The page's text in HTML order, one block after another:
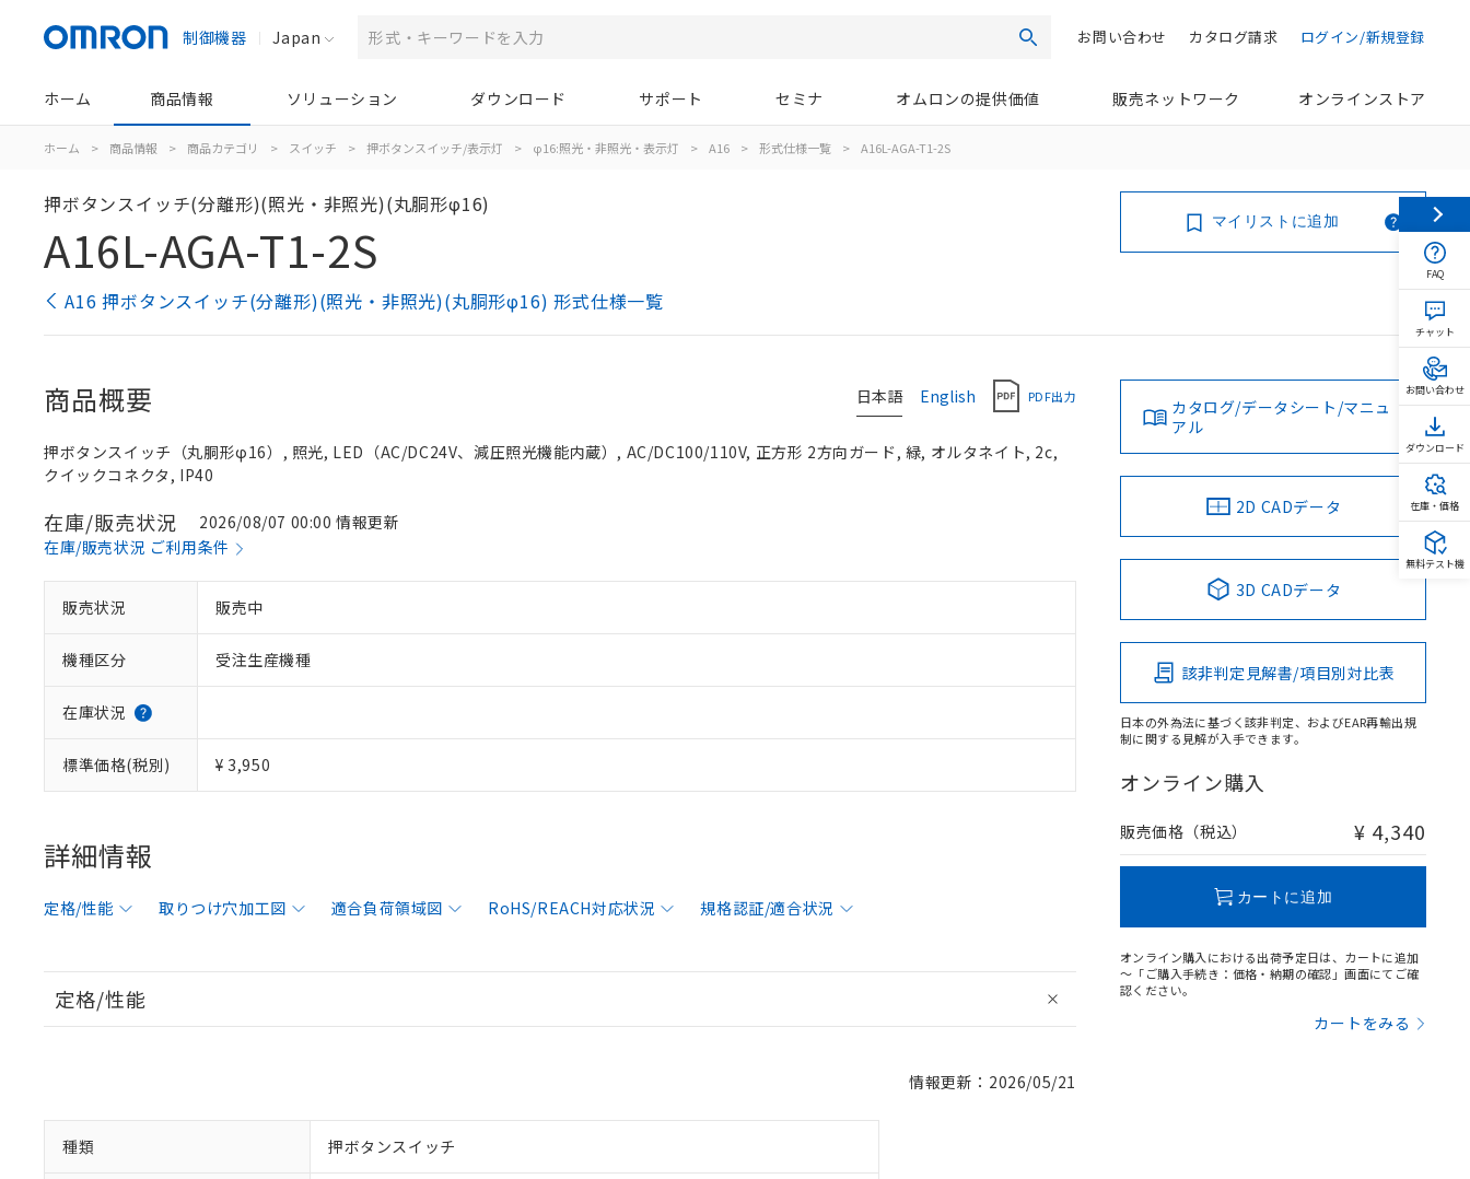
制御機器 Japan 検索 ログイン/新規登録
カタログ請求
お問い合わせ
ホーム 商品情報 ソリューション ダウンロード サポート セミナ オムロンの提供価値 販売ネットワーク オンラインストア
ホーム > 商品情報 > 商品カテゴリ > スイッチ > 押ボタンスイッチ/表示灯 > φ16:照光・非照光・表示灯 > A16 > 形式仕様一覧 > A16L-AGA-T1-2S
押ボタンスイッチ(分離形)(照光・非照光)(丸胴形φ16)
A16L-AGA-T1-2S
A16 押ボタンスイッチ(分離形)(照光・非照光)(丸胴形φ16) 形式仕様一覧
マイリストに追加
日本語 English PDF出力
商品概要
押ボタンスイッチ（丸胴形φ16）, 照光, LED（AC/DC24V、減圧照光機能内蔵）, AC/DC100/110V, 正方形 2方向ガード, 緑, オルタネイト, 2c,
クイックコネクタ, IP40
在庫/販売状況
2026/08/07 00:00 情報更新
在庫/販売状況 ご利用条件
販売状況 販売中
機種区分 受注生産機種
在庫状況
標準価格(税別) ¥ 3,950
詳細情報
定格/性能 取りつけ穴加工図 適合負荷領域図 RoHS/REACH対応状況 規格認証/適合状況
定格/性能
情報更新：2026/05/21
種類 押ボタンスイッチ
カタログ/データシート/マニュ
アル
2D CADデータ
3D CADデータ
該非判定見解書/項目別対比表
日本の外為法に基づく該非判定、およびEAR再輸出規
制に関する見解が入手できます。
オンライン購入
販売価格（税込） ¥ 4,340
カートに追加
オンライン購入における出荷予定日は、カートに追加
～「ご購入手続き：価格・納期の確認」画面にてご確
認ください。
カートをみる
FAQ
チャット
お問い合わせ
ダウンロード
在庫・価格
無料テスト機